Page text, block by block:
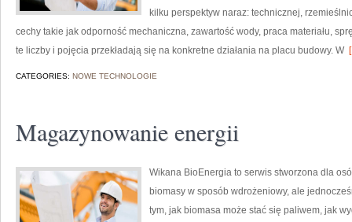
kilku perspektyw naraz: technicznej,
cechy takie jak odporność mechaniczna, zawartość wody, praca materiału,
te liczby i pojęcia przekładają się na konkretne działania na placu budowy. W
CATEGORIES: NOWE TECHNOLOGIE
Magazynowanie energii
Wikana BioEnergia to serwis stworzona dla
biomasy w sposób wdrożeniowy, ale
tym, jak biomasa może stać się paliwem, jak